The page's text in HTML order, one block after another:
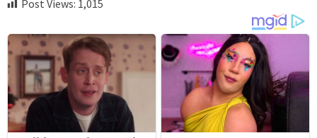
Post Views: 1,015